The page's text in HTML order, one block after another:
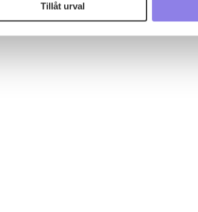
och annonserna till användarna,
även sådana identifierare och
Tillåt urval